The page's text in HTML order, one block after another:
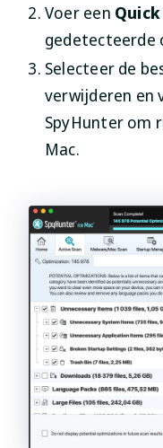
Voer een Quick
gedetecteerde
Selecteer de
verwijderen en
SpyHunter om
Mac.